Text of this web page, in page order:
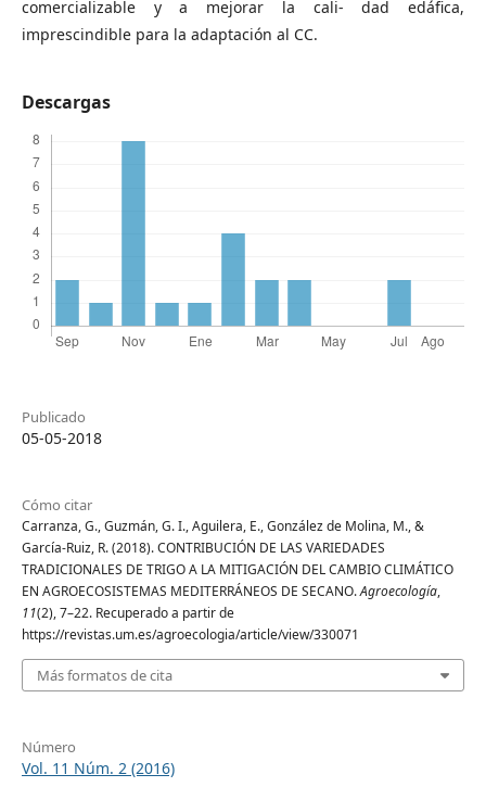
comercializable y a mejorar la cali- dad edáfica,
imprescindible para la adaptación al CC.
Descargas
Publicado
05-05-2018
Cómo citar
Carranza, G., Guzmán, G. I., Aguilera, E., González de Molina, M., &
García-Ruiz, R. (2018). CONTRIBUCIÓN DE LAS VARIEDADES
TRADICIONALES DE TRIGO A LA MITIGACIÓN DEL CAMBIO CLIMÁTICO
EN AGROECOSISTEMAS MEDITERRÁNEOS DE SECANO.Agroecología,
11(2), 7–22. Recuperado a partir de
https://revistas.um.es/agroecologia/article/view/330071
Más formatos de cita
Número
Vol. 11 Núm. 2 (2016)